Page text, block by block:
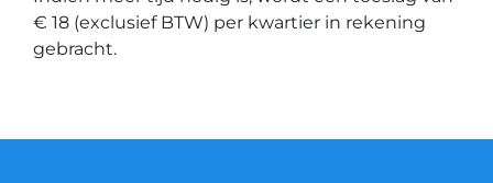
€ 18 (exclusief BTW) per kwartier in rekening
gebracht.